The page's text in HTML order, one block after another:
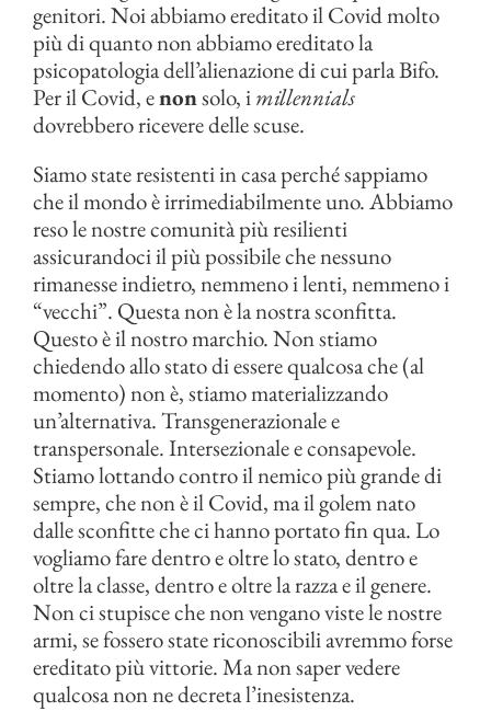
genitori. Noi abbiamo ereditato il Covid molto
più di quanto non abbiamo ereditato la
psicopatologia dell’alienazione di cui parla Bifo.
Per il Covid, enonsolo, imillennials
dovrebbero ricevere delle scuse.
Siamo state resistenti in casa perché sappiamo
che il mondo è irrimediabilmente uno. Abbiamo
reso le nostre comunità più resilienti
assicurandoci il più possibile che nessuno
rimanesse indietro, nemmeno i lenti, nemmeno i
“vecchi”. Questa non è la nostra sconfitta.
Questo è il nostro marchio. Non stiamo
chiedendo allo stato di essere qualcosa che (al
momento) non è, stiamo materializzando
un’alternativa. Transgenerazionale e
transpersonale. Intersezionale e consapevole.
Stiamo lottando contro il nemico più grande di
sempre, che non è il Covid, ma il golem nato
dalle sconfitte che ci hanno portato fin qua. Lo
vogliamo fare dentro e oltre lo stato, dentro e
oltre la classe, dentro e oltre la razza e il genere.
Non ci stupisce che non vengano viste le nostre
armi, se fossero state riconoscibili avremmo forse
ereditato più vittorie. Ma non saper vedere
qualcosa non ne decreta l’inesistenza.